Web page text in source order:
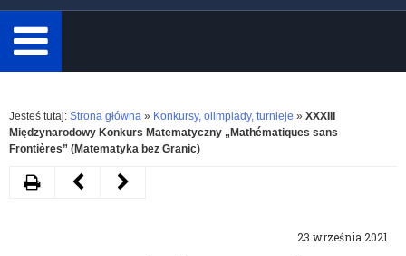
minimum
3
znaki.
Rozwiń
Jesteś tutaj: Strona główna » Konkursy, olimpiady, turnieje » XXXIII
Międzynarodowy Konkurs Matematyczny „Mathématiques sans
Frontières” (Matematyka bez Granic)
23 września 2021
DrukujNastępnyPoprzedni